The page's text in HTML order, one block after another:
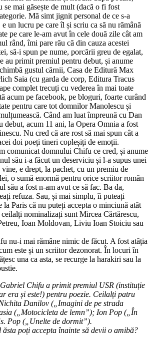
se mai găsește de mult (dacă o fi fost
Mă simt jignit personal de ce s-a
un lucru pe care îl și scriu ca să nu rămână
pe care le-am avut în cele două zile cât am
rând, îmi pare rău că din cauza acestei
să-i spun pe nume, porcării greu de egalat,
au primit premiul pentru debut, și anume
gustul cărnii, Casa de Editură Max
Saia (cu garda de corp, Editura Tracus
complet trecuți cu vederea în mai toate
acum pe facebook, pe bloguri, foarte curând
pentru care tot domnilor Manolescu și
Când am luat împreună cu Dan
debut, acum 11 ani, la Opera Omnia a fost
Nu cred că are rost să mai spun cât a
doi poeți tineri copleșiți de emoții.
comunicat domnului Chifu ce cred, și anume
său i-a făcut un deserviciu și l-a supus unei
e drept, la pachet, cu un premiu de
o sumă enormă pentru orice scriitor român
său a fost n-am avut ce să fac. Ba da,
refuza. Sau, și mai simplu, îi puteați
la Paris că nu puteți accepta o minciună atât
nominalizați sunt Mircea Cărtărescu,
Ioan Moldovan, Liviu Ioan Stoiciu sau
nu-i mai rămâne nimic de făcut. A fost atâția
este și un scriitor dezonorat. În locuri în
una ca asta, se recurge la harakiri sau la
Chifu a primit premiul USR (instituție
era și este!) pentru poezie. Ceilalți patru
Danilov („Imagini de pe strada
(„Motocicleta de lemn”); Ion Pop („În
Pop („Unelte de dormit”).
poți accepta înainte să devii o amibă?